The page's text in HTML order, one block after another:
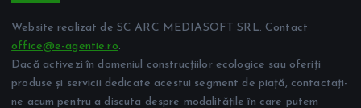
Website realizat de SC ARC MEDIASOFT SRL. Contact
office@e-agentie.ro.
Dacă activezi în domeniul construcțiilor ecologice sau oferiți
produse și servicii dedicate acestui segment de piață, contactați-
ne acum pentru a discuta despre modalitățile în care putem